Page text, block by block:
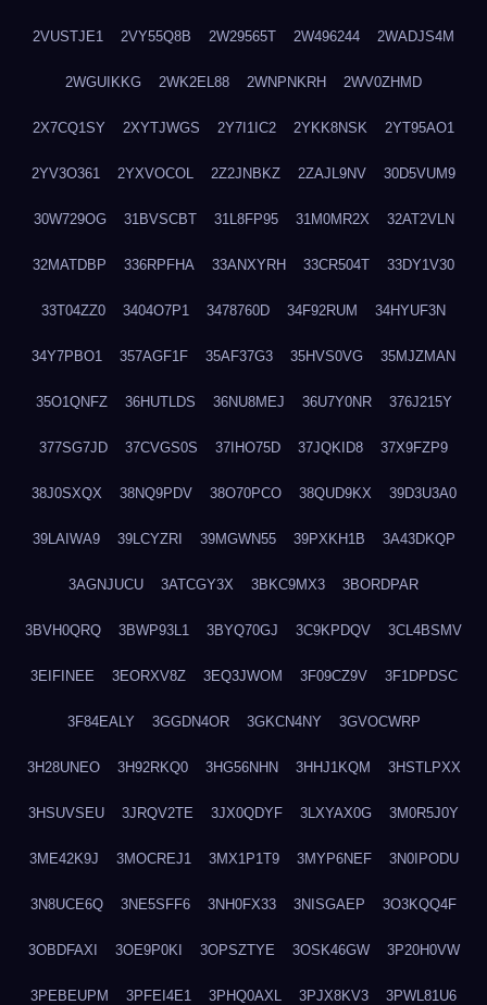
2VUSTJE1 2VY55Q8B 2W29565T 2W496244 2WADJS4M
2WGUIKKG 2WK2EL88 2WNPNKRH 2WV0ZHMD
2X7CQ1SY 2XYTJWGS 2Y7I1IC2 2YKK8NSK 2YT95AO1
2YV3O361 2YXVOCOL 2Z2JNBKZ 2ZAJL9NV 30D5VUM9
30W729OG 31BVSCBT 31L8FP95 31M0MR2X 32AT2VLN
32MATDBP 336RPFHA 33ANXYRH 33CR504T 33DY1V30
33T04ZZ0 3404O7P1 3478760D 34F92RUM 34HYUF3N
34Y7PBO1 357AGF1F 35AF37G3 35HVS0VG 35MJZMAN
35O1QNFZ 36HUTLDS 36NU8MEJ 36U7Y0NR 376J215Y
377SG7JD 37CVGS0S 37IHO75D 37JQKID8 37X9FZP9
38J0SXQX 38NQ9PDV 38O70PCO 38QUD9KX 39D3U3A0
39LAIWA9 39LCYZRI 39MGWN55 39PXKH1B 3A43DKQP
3AGNJUCU 3ATCGY3X 3BKC9MX3 3BORDPAR
3BVH0QRQ 3BWP93L1 3BYQ70GJ 3C9KPDQV 3CL4BSMV
3EIFINEE 3EORXV8Z 3EQ3JWOM 3F09CZ9V 3F1DPDSC
3F84EALY 3GGDN4OR 3GKCN4NY 3GVOCWRP
3H28UNEO 3H92RKQ0 3HG56NHN 3HHJ1KQM 3HSTLPXX
3HSUVSEU 3JRQV2TE 3JX0QDYF 3LXYAX0G 3M0R5J0Y
3ME42K9J 3MOCREJ1 3MX1P1T9 3MYP6NEF 3N0IPODU
3N8UCE6Q 3NE5SFF6 3NH0FX33 3NISGAEP 3O3KQQ4F
3OBDFAXI 3OE9P0KI 3OPSZTYE 3OSK46GW 3P20H0VW
3PEBEUPM 3PFEI4E1 3PHQ0AXL 3PJX8KV3 3PWL81U6